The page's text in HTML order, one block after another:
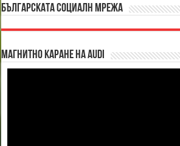
БЪЛГАРСКАТА СОЦИАЛН МРЕЖА
Магнитно каране на Audi